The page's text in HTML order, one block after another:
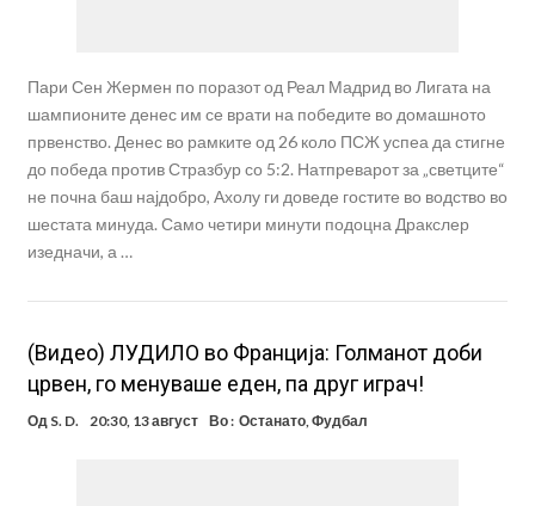
Пари Сен Жермен по поразот од Реал Мадрид во Лигата на
шампионите денес им се врати на победите во домашното
првенство. Денес во рамките од 26 коло ПСЖ успеа да стигне
до победа против Стразбур со 5:2. Натпреварот за „светците“
не почна баш најдобро, Ахолу ги доведе гостите во водство во
шестата минуда. Само четири минути подоцна Дракслер
изедначи, а …
(Видео) ЛУДИЛО во Франција: Голманот доби
црвен, го менуваше еден, па друг играч!
Од S. D. 20:30, 13 август Во : Останато,Фудбал